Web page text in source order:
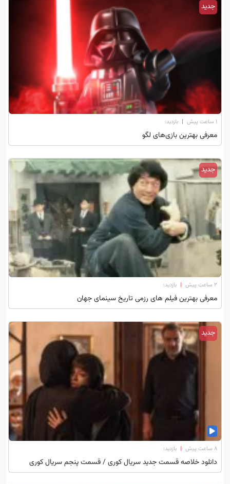
جدید
۱ ساعت پیش | بازدید:
معرفی بهترین بازی‌های لگو
جدید
۲ ساعت پیش | بازدید:
معرفی بهترین فیلم های رزمی تاریخ سینمای جهان
جدید
۸ ساعت پیش | بازدید:
دانلود خلاصه قسمت جدید سریال کوری / قسمت پنجم سریال کوری